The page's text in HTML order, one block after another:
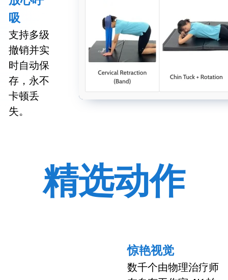
吸
支持多级
撤销并实
时自动保
存，永不
卡顿丢
失。
精选动作
惊艳视觉
数千个由物理治疗师